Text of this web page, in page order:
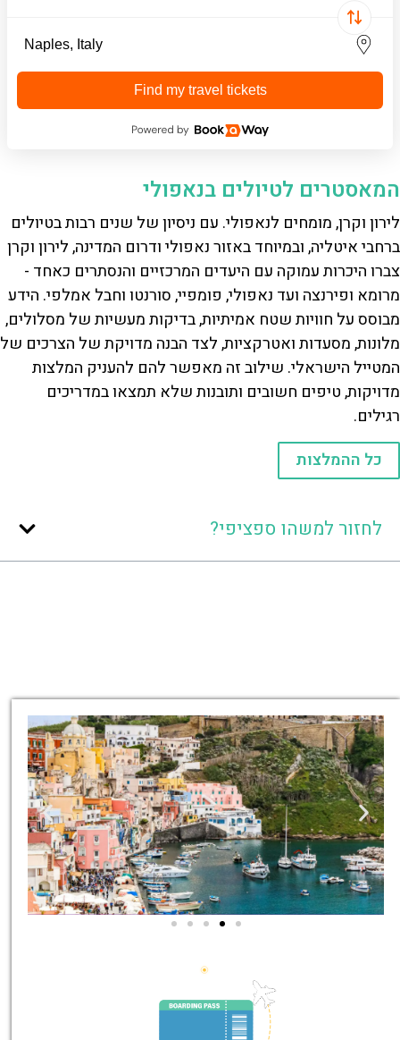
Find my travel tickets
המאסטרים לטיולים בנאפולי
לירון וקרן, מומחים לנאפולי. עם ניסיון של שנים רבות בטיולים
ברחבי איטליה, ובמיוחד באזור נאפולי ודרום המדינה, לירון וקרן
צברו היכרות עמוקה עם היעדים המרכזיים והנסתרים כאחד -
מרומא ופירנצה ועד נאפולי, פומפיי, סורנטו וחבל אמלפי. הידע
מבוסס על חוויות שטח אמיתיות, בדיקות מעשיות של מסלולים,
מלונות, מסעדות ואטרקציות, לצד הבנה מדויקת של הצרכים של
המטייל הישראלי. שילוב זה מאפשר להם להעניק המלצות
מדויקות, טיפים חשובים ותובנות שלא תמצאו במדריכים
רגילים.
כל ההמלצות
לחזור למשהו ספציפי?
הדרכה מקצועית ואינפורמטיבית
במיוחד עבורכם!
לחצו פה!